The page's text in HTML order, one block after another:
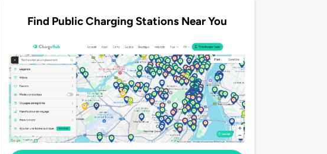
Find Public Charging Stations Near You